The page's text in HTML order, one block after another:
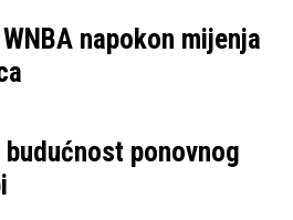
napokon mijenja
budućnost ponovnog